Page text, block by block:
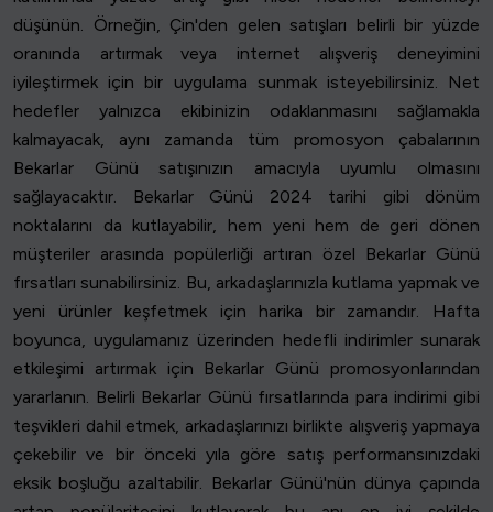
düşünün. Örneğin, Çin'den gelen satışları belirli bir yüzde
oranında artırmak veya internet alışveriş deneyimini
iyileştirmek için bir uygulama sunmak isteyebilirsiniz. Net
hedefler yalnızca ekibinizin odaklanmasını sağlamakla
kalmayacak, aynı zamanda tüm promosyon çabalarının
Bekarlar Günü satışınızın amacıyla uyumlu olmasını
sağlayacaktır. Bekarlar Günü 2024 tarihi gibi dönüm
noktalarını da kutlayabilir, hem yeni hem de geri dönen
müşteriler arasında popülerliği artıran özel Bekarlar Günü
fırsatları sunabilirsiniz. Bu, arkadaşlarınızla kutlama yapmak ve
yeni ürünler keşfetmek için harika bir zamandır. Hafta
boyunca, uygulamanız üzerinden hedefli indirimler sunarak
etkileşimi artırmak için Bekarlar Günü promosyonlarından
yararlanın. Belirli Bekarlar Günü fırsatlarında para indirimi gibi
teşvikleri dahil etmek, arkadaşlarınızı birlikte alışveriş yapmaya
çekebilir ve bir önceki yıla göre satış performansınızdaki
eksik boşluğu azaltabilir. Bekarlar Günü'nün dünya çapında